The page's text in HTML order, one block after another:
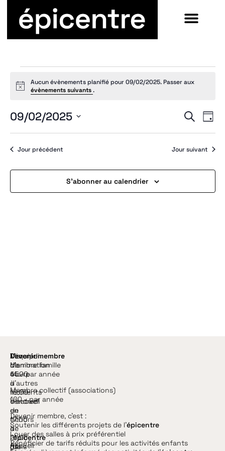
Notice
Aucun évènements planifié pour 09/02/2025. Passer aux
évènements suivants.
Recherche
Jour
09/02/2025
une
date.Jour précédent Jour suivant
S’abonner au calendrier
Accueil
Mercredi
de
14:00
à
18:00
Vendredi
de
17:00
à
21:00
(de
L’équipe
d’animation
ouvre
d’autres
moments
d’accueil
en
dehors
de
l’épicentre
dans
Devenir membre
Membre famille
45.- par année
Membre collectif (associations)
100.- par année
Devenir membre, c’est :
Soutenir les différents projets de l’épicentre
Louer des salles à prix préférentiel
Bénéficier de tarifs réduits pour les activités enfants